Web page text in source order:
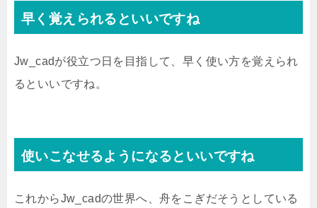
早く覚えられるといいですね
Jw_cadが役立つ日を目指して、早く使い方を覚えられ
るといいですね。
使いこなせるようになるといいですね
これからJw_cadの世界へ、舟をこぎだそうとしている